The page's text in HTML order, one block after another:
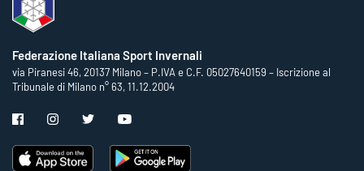
Federazione Italiana Sport Invernali
via Piranesi 46, 20137 Milano – P.IVA e C.F. 05027640159 – Iscrizione al
Tribunale di Milano n° 63, 11.12.2004